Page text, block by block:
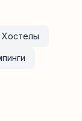
Хостелы